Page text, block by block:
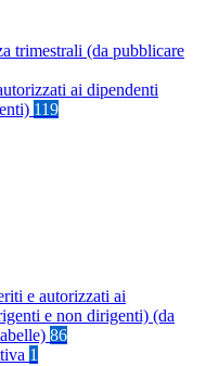
trimestrali (da pubblicare
ai dipendenti
119
e autorizzati ai
e non dirigenti) (da
86
1